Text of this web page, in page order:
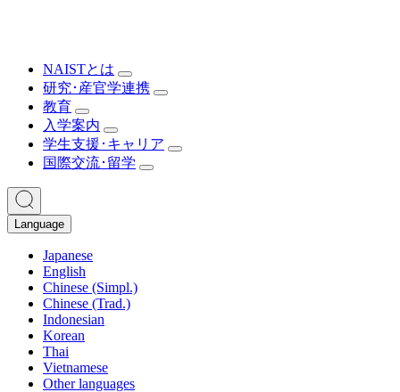
NAISTとは
研究･産官学連携
教育
入学案内
学生支援･キャリア
国際交流･留学
Language
Japanese
English
Chinese (Simpl.)
Chinese (Trad.)
Indonesian
Korean
Thai
Vietnamese
Other languages